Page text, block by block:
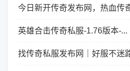
今日新开传奇发布网，热血传
英雄合击传奇私服-1.76版本-...
找传奇私服发布网｜好服不迷